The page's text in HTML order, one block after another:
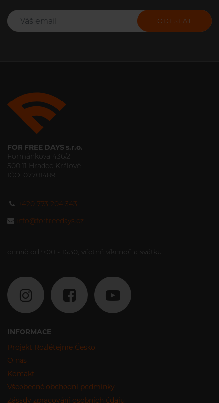
ODESLAT
FOR FREE DAYS s.r.o.
Formánkova 436/2
500 11 Hradec Králové
IČO: 07701489
+420 773 204 343
info@forfreedays.cz
denně od 9:00 - 16:30, včetně víkendů a svátků
INFORMACE
Projekt Rozlétejme Česko
O nás
Kontakt
Všeobecné obchodní podmínky
Zásady zpracování osobních údajů